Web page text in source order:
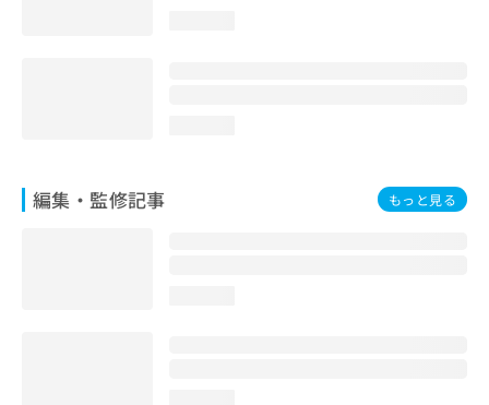
編集・監修記事 もっと見る